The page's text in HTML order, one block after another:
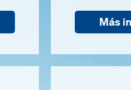
Más